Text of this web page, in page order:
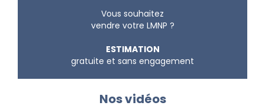
Vous souhaitez
vendre votre LMNP ?
ESTIMATION
gratuite et sans engagement
Nos vidéos